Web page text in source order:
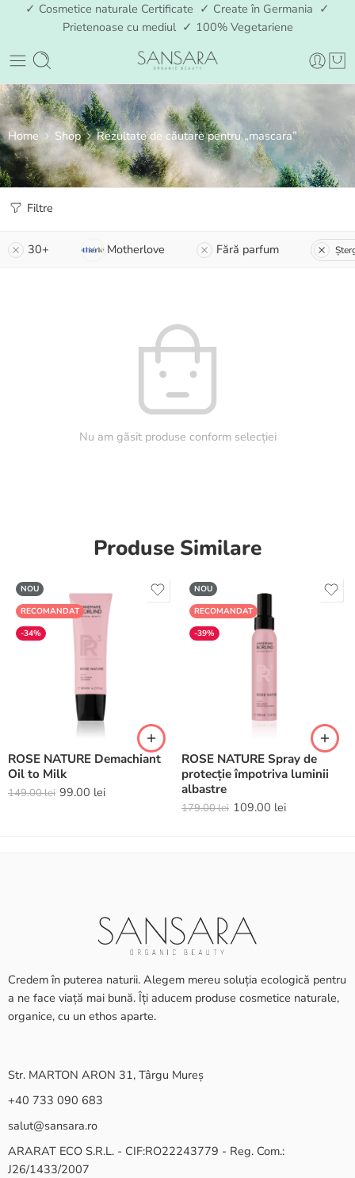
✓ Cosmetice naturale Certificate ✓ Create în Germania ✓
Prietenoase cu mediul ✓ 100% Vegetariene
Home Shop Rezultate de căutare pentru „mascara”
Filtre
30+ Motherlove Fără parfum
Nu am găsit produse conform selecției
Produse Similare
NOU
RECOMANDAT
-34%
ROSE NATURE Demachiant
Oil to Milk
149.00lei 99.00 lei
NOU
RECOMANDAT
-39%
ROSE NATURE Spray de
protecție împotriva luminii
albastre
179.00lei 109.00 lei
Credem în puterea naturii. Alegem mereu soluția ecologică pentru
a ne face viață mai bună. Îți aducem produse cosmetice naturale,
organice, cu un ethos aparte.
Str. MARTON ARON 31, Târgu Mureș
+40 733 090 683
salut@sansara.ro
ARARAT ECO S.R.L. - CIF:RO22243779 - Reg. Com.:
J26/1433/2007